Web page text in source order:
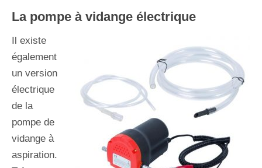
La pompe à vidange électrique
Il existe
également
un version
électrique
de la
pompe de
vidange à
aspiration.